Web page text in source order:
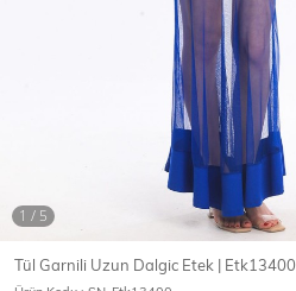
Mont & Kaban
Tül Garnili Uzun Dalgic Etek | Etk13400